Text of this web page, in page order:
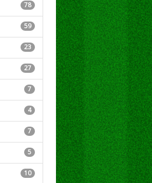
78
59
23
27
7
4
7
5
10